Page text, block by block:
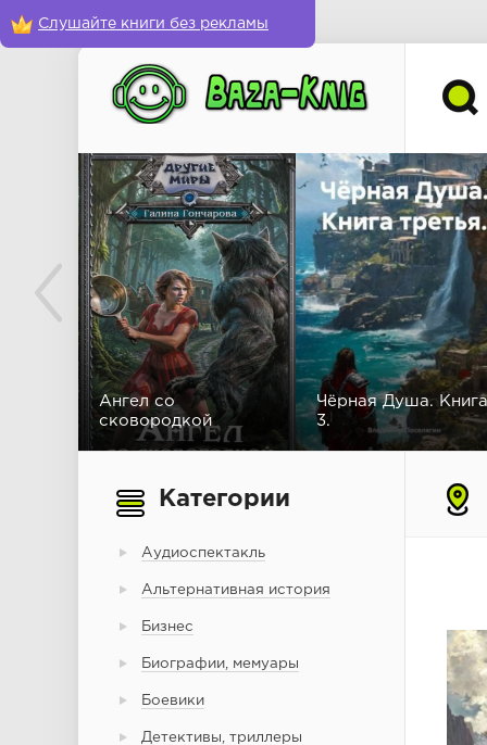
Слушайте книги без рекламы
Ангел со
сковородкой
Чёрная Душа. Книга
3.
Категории
Аудиоспектакль
Альтернативная история
Бизнес
Биографии, мемуары
Боевики
Детективы, триллеры